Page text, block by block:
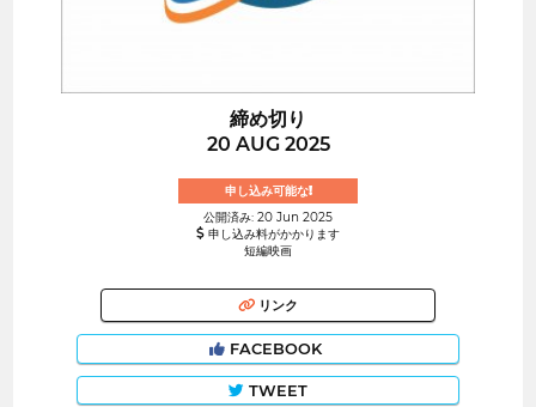
締め切り
20 AUG 2025
申し込み可能な!
公開済み: 20 Jun 2025
申し込み料がかかります
短編映画
リンク
FACEBOOK
TWEET